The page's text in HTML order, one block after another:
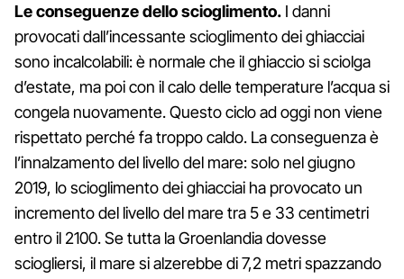
Le conseguenze dello scioglimento. I danni
provocati dall’incessante scioglimento dei ghiacciai
sono incalcolabili: è normale che il ghiaccio si sciolga
d’estate, ma poi con il calo delle temperature l’acqua si
congela nuovamente. Questo ciclo ad oggi non viene
rispettato perché fa troppo caldo. La conseguenza è
l’innalzamento del livello del mare: solo nel giugno
2019, lo scioglimento dei ghiacciai ha provocato un
incremento del livello del mare tra 5 e 33 centimetri
entro il 2100. Se tutta la Groenlandia dovesse
sciogliersi, il mare si alzerebbe di 7,2 metri spazzando